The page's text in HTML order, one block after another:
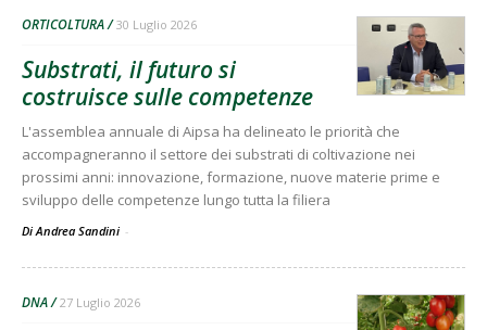
ORTICOLTURA 30 Luglio 2026
Substrati, il futuro si
costruisce sulle competenze
L'assemblea annuale di Aipsa ha delineato le priorità che
accompagneranno il settore dei substrati di coltivazione nei
prossimi anni: innovazione, formazione, nuove materie prime e
sviluppo delle competenze lungo tutta la filiera
Di Andrea Sandini -
DNA 27 Luglio 2026